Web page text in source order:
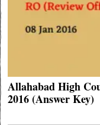
Allahabad High
2016 (Answer Key)